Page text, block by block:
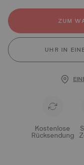
ZUM
UHR IN
Kostenlose
Rücksendung